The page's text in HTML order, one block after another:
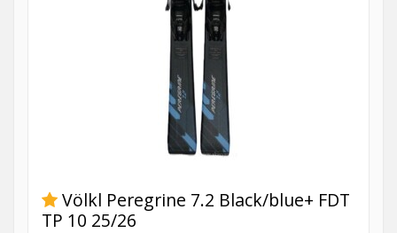
Völkl Peregrine 7.2 Black/blue+ FDT
TP 10 25/26